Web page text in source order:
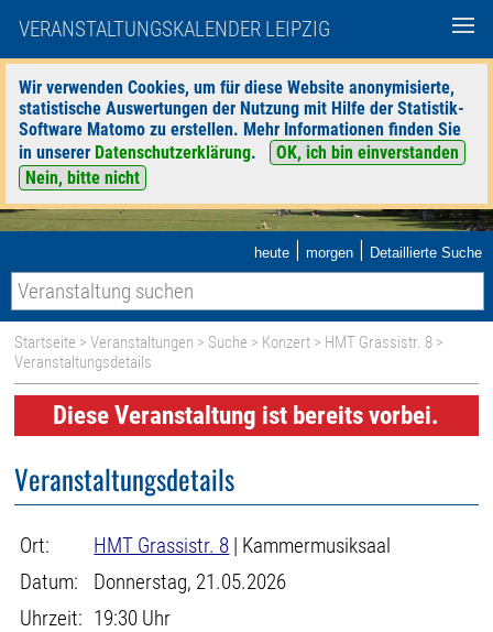
VERANSTALTUNGSKALENDER LEIPZIG
Wir verwenden Cookies, um für diese Website anonymisierte,
statistische Auswertungen der Nutzung mit Hilfe der Statistik-
Software Matomo zu erstellen. Mehr Informationen finden Sie
in unserer Datenschutzerklärung.
OK, ich bin einverstanden
Nein, bitte nicht
heute | morgen | Detaillierte Suche
Startseite >Veranstaltungen > Suche > Konzert > HMT Grassistr. 8 >
Veranstaltungsdetails
Diese Veranstaltung ist bereits vorbei.
Veranstaltungsdetails
Ort: HMT Grassistr. 8 | Kammermusiksaal
Datum:
Donnerstag, 21.05.2026
Uhrzeit: 19:30 Uhr